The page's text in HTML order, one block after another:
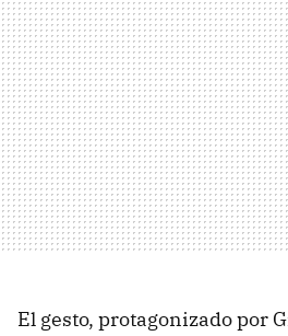
El gesto, protagonizado por